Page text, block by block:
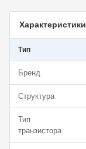
Характеристики
Тип
Бренд
Структура
Тип
транзистора